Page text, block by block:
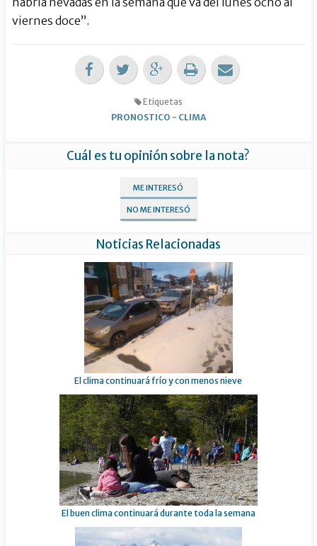
viernes doce”.
Etiquetas
PRONOSTICO - CLIMA
Cuál es tu opinión sobre la nota?
ME INTERESÓ
NO ME INTERESÓ
Noticias Relacionadas
El clima continuará frío y con menos nieve
El buen clima continuará durante toda la semana